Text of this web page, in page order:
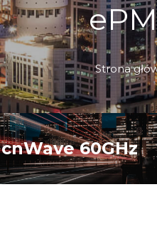
Strona
cnWave 60GHz